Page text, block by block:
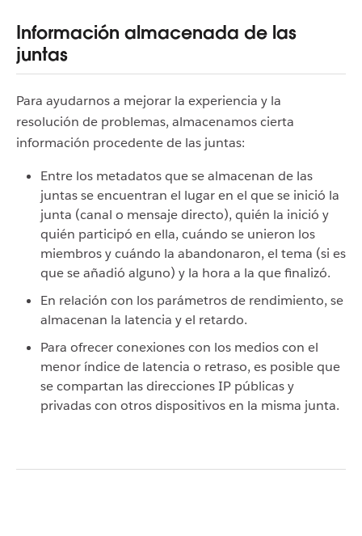
Información almacenada de las
juntas
Para ayudarnos a mejorar la experiencia y la
resolución de problemas, almacenamos cierta
información procedente de las juntas:
Entre los metadatos que se almacenan de las
juntas se encuentran el lugar en el que se inició la
junta (canal o mensaje directo), quién la inició y
quién participó en ella, cuándo se unieron los
miembros y cuándo la abandonaron, el tema (si es
que se añadió alguno) y la hora a la que finalizó.
En relación con los parámetros de rendimiento, se
almacenan la latencia y el retardo.
Para ofrecer conexiones con los medios con el
menor índice de latencia o retraso, es posible que
se compartan las direcciones IP públicas y
privadas con otros dispositivos en la misma junta.